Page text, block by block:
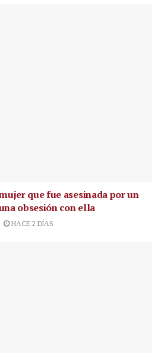
que fue asesinada por un
obsesión con ella
HACE 2 DÍAS